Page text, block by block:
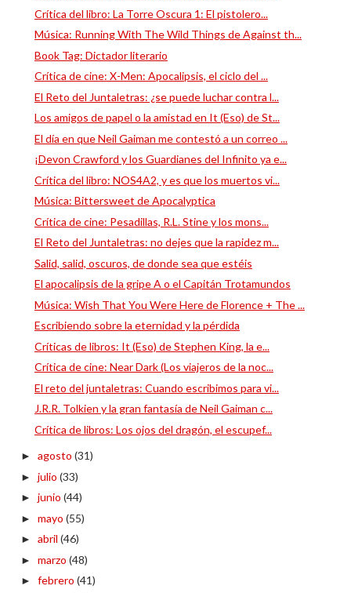
Crítica del libro: La Torre Oscura 1: El pistolero...
Música: Running With The Wild Things de Against th...
Book Tag: Dictador literario
Crítica de cine: X-Men: Apocalipsis, el ciclo del ...
El Reto del Juntaletras: ¿se puede luchar contra l...
Los amigos de papel o la amistad en It (Eso) de St...
El día en que Neil Gaiman me contestó a un correo ...
¡Devon Crawford y los Guardianes del Infinito ya e...
Crítica del libro: NOS4A2, y es que los muertos vi...
Música: Bittersweet de Apocalyptica
Crítica de cine: Pesadillas, R.L. Stine y los mons...
El Reto del Juntaletras: no dejes que la rapidez m...
Salid, salid, oscuros, de donde sea que estéis
El apocalipsis de la gripe A o el Capitán Trotamundos
Música: Wish That You Were Here de Florence + The ...
Escribiendo sobre la eternidad y la pérdida
Críticas de libros: It (Eso) de Stephen King, la e...
Crítica de cine: Near Dark (Los viajeros de la noc...
El reto del juntaletras: Cuando escribimos para vi...
J.R.R. Tolkien y la gran fantasía de Neil Gaiman c...
Crítica de libros: Los ojos del dragón, el escupef...
► agosto (31)
► julio (33)
► junio (44)
► mayo (55)
► abril (46)
► marzo (48)
► febrero (41)